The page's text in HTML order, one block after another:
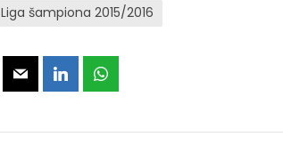
Liga šampiona 2015/2016